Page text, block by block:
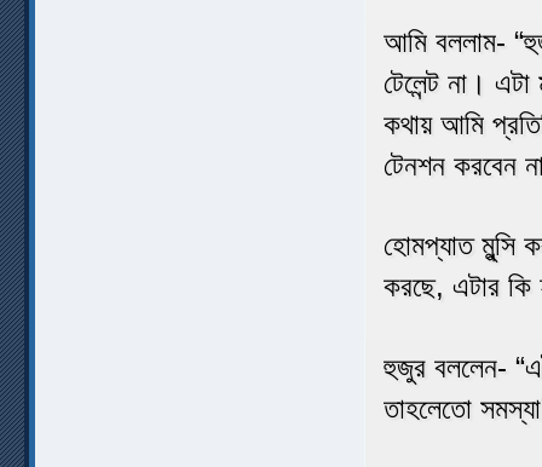
আমি বললাম-
টেলেন্ট না।
কথায় আমি
টেনশন করবেন
হোমপ্যাত মুন্সি
করছে, এটার কি
হুজুর বললেন-
তাহলেতো